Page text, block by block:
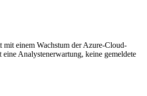
einem Wachstum der Azure-Cloud-
Analystenerwartung, keine gemeldete